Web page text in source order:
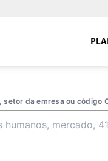
da emresa ou código